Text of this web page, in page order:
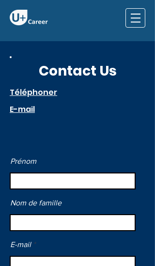
Contact Us
Téléphoner
E-mail
Prénom
Nom de famille
E-mail